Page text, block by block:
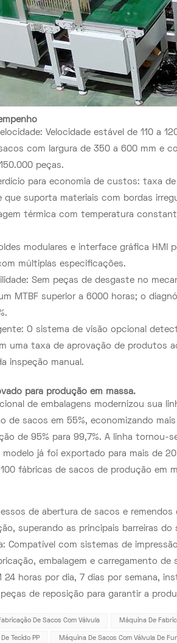
Velocidade estável de 110 a
com largura de 350 a 600 mm e
peças.
para economia de custos: taxa
suporta materiais com bordas
térmica com temperatura
modulares e interface gráfica
múltiplas especificações.
Sem peças de desgaste no
MTBF superior a 6000 horas; o
O sistema de visão opcional
uma taxa de aprovação de produtos
inspeção manual.
para produção em massa.
de embalagens modernizou sua
de sacos em 55%, economizando
de 95% para 99,7%. A linha tornou-
já foi exportado para mais de
fábricas de sacos de produção em
de abertura de sacos e
superando as principais barreiras do
Compatível com sistemas de
embalagem e carregamento de
24 horas por dia, 7 dias por semana,
de reposição para garantir a
De Sacos Com Válvula Máquina De
Tecido PP Máquina De Sacos Com Válvula De